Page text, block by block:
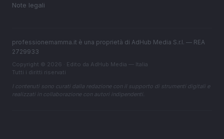
Note legali
professionemamma.it è una proprietà di AdHub Media S.r.l. — REA
2729933
Copyright © 2026 · Edito da AdHub Media — Italia
Tutti i diritti riservati
I contenuti sono curati dalla redazione con il supporto di strumenti digitali e
realizzati in collaborazione con autori indipendenti.